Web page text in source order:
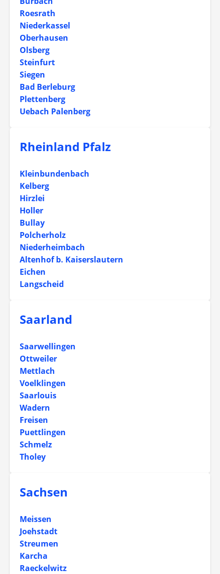
Roesrath
Niederkassel
Oberhausen
Olsberg
Steinfurt
Siegen
Bad Berleburg
Plettenberg
Uebach Palenberg
Rheinland Pfalz
Kleinbundenbach
Kelberg
Hirzlei
Holler
Bullay
Polcherholz
Niederheimbach
Altenhof b. Kaiserslautern
Eichen
Langscheid
Saarland
Saarwellingen
Ottweiler
Mettlach
Voelklingen
Saarlouis
Wadern
Freisen
Puettlingen
Schmelz
Tholey
Sachsen
Meissen
Joehstadt
Streumen
Karcha
Raeckelwitz